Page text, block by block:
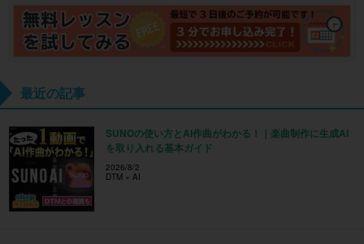
最近の記事
SUNOの使い方とAI作曲がわかる！｜楽曲制作に生成AI
を取り入れる基本ガイド
2026/8/2
DTM × AI